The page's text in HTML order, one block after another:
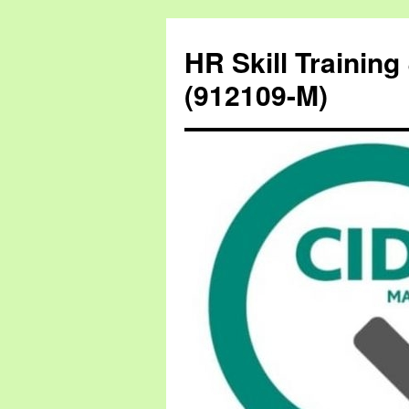
HR Skill
(912109-M)